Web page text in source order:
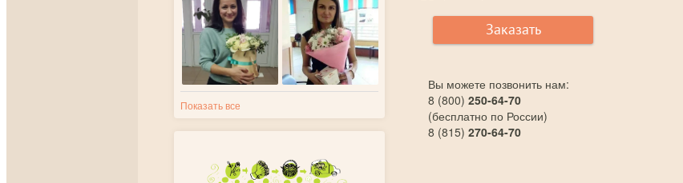
Показать все
Заказать
Вы можете позвонить нам:
8 (800)250-64-70
(бесплатно по России)
8 (815)270-64-70